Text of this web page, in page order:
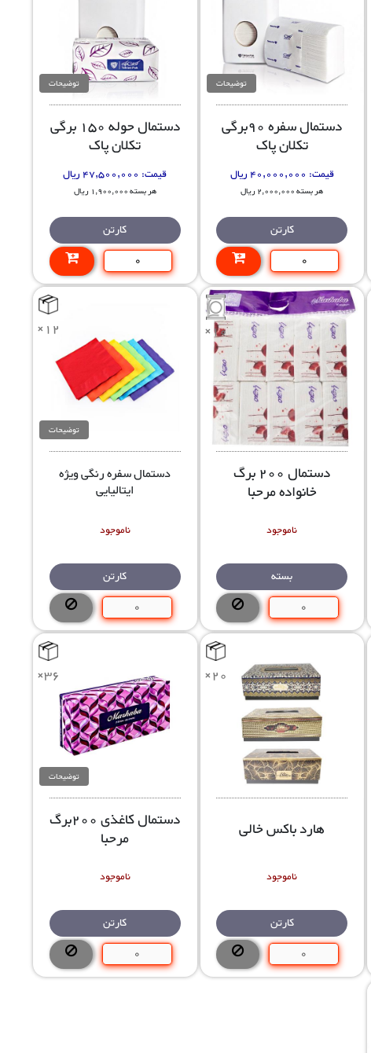
توضیحات
دستمال سفره 90برگی
تکلان پاک
قیمت:
هر بسته 2,000,000 ریال
کارتن
توضیحات
دستمال حوله 150 برگی
تکلان پاک
قیمت:
هر بسته 1,900,000 ریال
کارتن
×10
دستمال 200 برگ
خانواده مرحبا
ناموجود
بسته
×12
توضیحات
دستمال سفره رنگی ویژه
ایتالیایی
ناموجود
کارتن
×20
هارد باکس خالی
ناموجود
کارتن
×36
توضیحات
دستمال کاغذی 200برگ
مرحبا
ناموجود
کارتن